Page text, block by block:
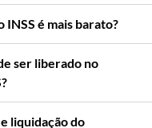
é mais barato?
ser liberado no
liquidação do